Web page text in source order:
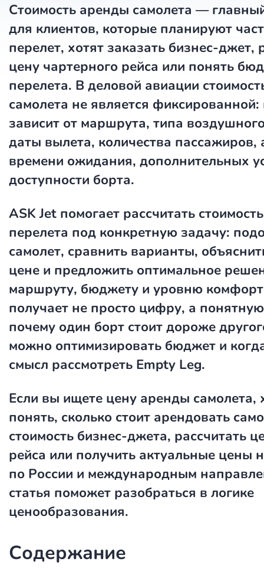
Стоимость аренды самолета —
для клиентов, которые планируют
перелет, хотят заказать бизнес-джет,
цену чартерного рейса или понять
перелета. В деловой авиации
самолета не является фиксированной:
зависит от маршрута, типа
даты вылета, количества пассажиров,
времени ожидания, дополнительных
доступности борта.
ASK Jet помогает рассчитать
перелета под конкретную задачу:
самолет, сравнить варианты,
цене и предложить оптимальное
маршруту, бюджету и уровню
получает не просто цифру, а
почему один борт стоит дороже
можно оптимизировать бюджет и
смысл рассмотреть Empty Leg.
Если вы ищете цену аренды самолета,
понять, сколько стоит арендовать
стоимость бизнес-джета, рассчитать
рейса или получить актуальные цены
по России и международным
статья поможет разобраться в логике
ценообразования.
Содержание